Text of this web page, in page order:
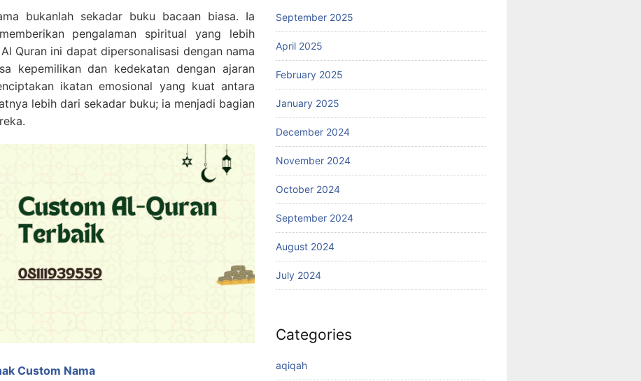
bukanlah sekadar buku bacaan biasa. Ia
pengalaman spiritual yang lebih
Quran ini dapat dipersonalisasi dengan nama
kepemilikan dan kedekatan dengan ajaran
ikatan emosional yang kuat antara
lebih dari sekadar buku; ia menjadi bagian
Custom Nama
September 2025
April 2025
February 2025
January 2025
December 2024
November 2024
October 2024
September 2024
August 2024
July 2024
Categories
aqiqah